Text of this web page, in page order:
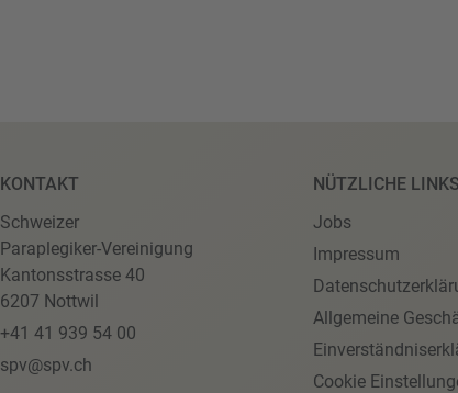
KONTAKT
Schweizer
Paraplegiker-Vereinigung
Kantonsstrasse 40
6207 Nottwil
+41 41 939 54 00
spv@spv.ch
NÜTZLICHE LINKS
Jobs
Impressum
Allgemeine
Cookie